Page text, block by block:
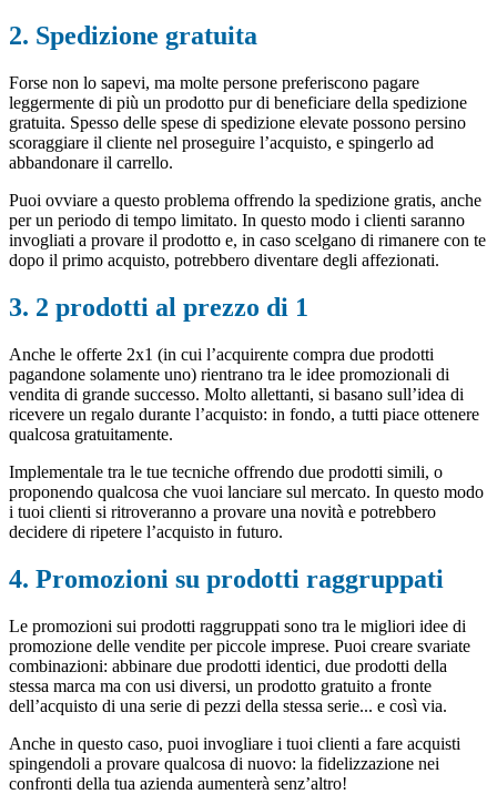
2. Spedizione gratuita
Forse non lo sapevi, ma molte persone preferiscono pagare
leggermente di più un prodotto pur di beneficiare della spedizione
gratuita. Spesso delle spese di spedizione elevate possono persino
scoraggiare il cliente nel proseguire l’acquisto, e spingerlo ad
abbandonare il carrello.
Puoi ovviare a questo problema offrendo la spedizione gratis, anche
per un periodo di tempo limitato. In questo modo i clienti saranno
invogliati a provare il prodotto e, in caso scelgano di rimanere con te
dopo il primo acquisto, potrebbero diventare degli affezionati.
3. 2 prodotti al prezzo di 1
Anche le offerte 2x1 (in cui l’acquirente compra due prodotti
pagandone solamente uno) rientrano tra le idee promozionali di
vendita di grande successo. Molto allettanti, si basano sull’idea di
ricevere un regalo durante l’acquisto: in fondo, a tutti piace ottenere
qualcosa gratuitamente.
Implementale tra le tue tecniche offrendo due prodotti simili, o
proponendo qualcosa che vuoi lanciare sul mercato. In questo modo
i tuoi clienti si ritroveranno a provare una novità e potrebbero
decidere di ripetere l’acquisto in futuro.
4. Promozioni su prodotti raggruppati
Le promozioni sui prodotti raggruppati sono tra le migliori idee di
promozione delle vendite per piccole imprese. Puoi creare svariate
combinazioni: abbinare due prodotti identici, due prodotti della
stessa marca ma con usi diversi, un prodotto gratuito a fronte
dell’acquisto di una serie di pezzi della stessa serie... e così via.
Anche in questo caso, puoi invogliare i tuoi clienti a fare acquisti
spingendoli a provare qualcosa di nuovo: la fidelizzazione nei
confronti della tua azienda aumenterà senz’altro!